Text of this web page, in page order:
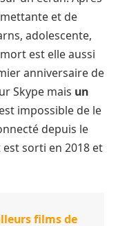
et de
adolescente,
est elle aussi
anniversaire de
Skype mais un
impossible de le
depuis le
sorti en 2018 et
films de